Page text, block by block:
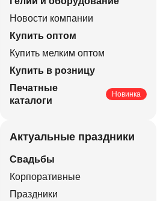
Новости компании
Купить оптом
Купить мелким оптом
Купить в розницу
Печатные
каталоги
Новинка
Актуальные праздники
Свадьбы
Корпоративные
Праздники